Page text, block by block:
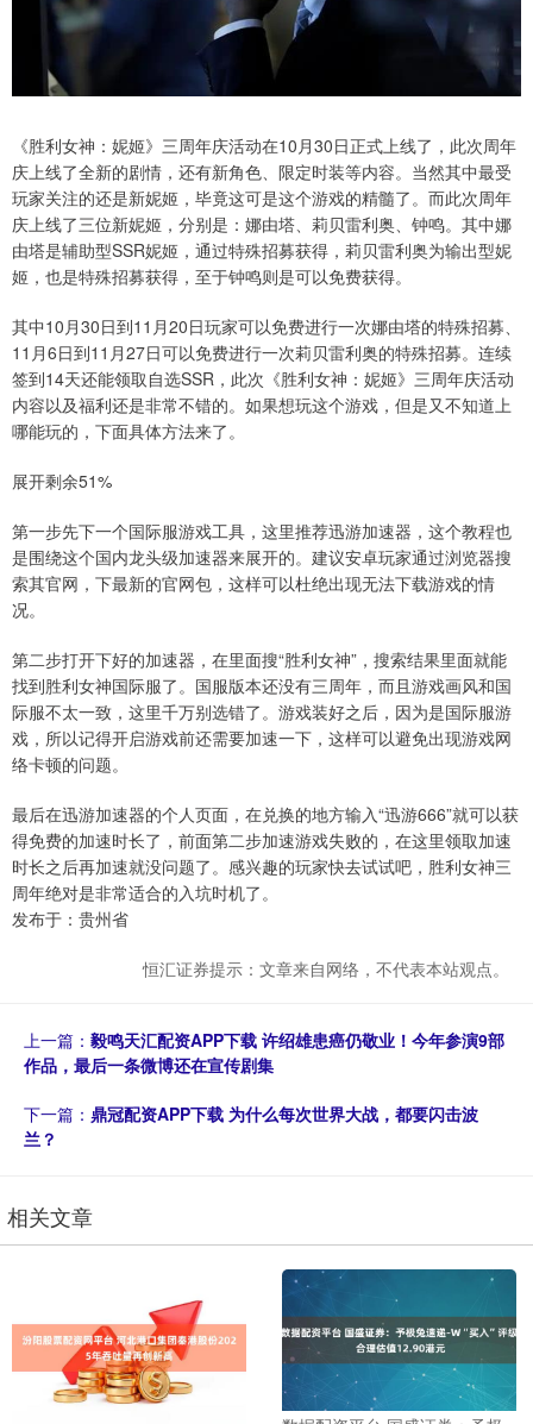
《胜利女神：妮姬》三周年庆活动在10月30日正式上线了，此次周年
庆上线了全新的剧情，还有新角色、限定时装等内容。当然其中最受
玩家关注的还是新妮姬，毕竟这可是这个游戏的精髓了。而此次周年
庆上线了三位新妮姬，分别是：娜由塔、莉贝雷利奥、钟鸣。其中娜
由塔是辅助型SSR妮姬，通过特殊招募获得，莉贝雷利奥为输出型妮
姬，也是特殊招募获得，至于钟鸣则是可以免费获得。
其中10月30日到11月20日玩家可以免费进行一次娜由塔的特殊招募、
11月6日到11月27日可以免费进行一次莉贝雷利奥的特殊招募。连续
签到14天还能领取自选SSR，此次《胜利女神：妮姬》三周年庆活动
内容以及福利还是非常不错的。如果想玩这个游戏，但是又不知道上
哪能玩的，下面具体方法来了。
展开剩余51%
第一步先下一个国际服游戏工具，这里推荐迅游加速器，这个教程也
是围绕这个国内龙头级加速器来展开的。建议安卓玩家通过浏览器搜
索其官网，下最新的官网包，这样可以杜绝出现无法下载游戏的情
况。
第二步打开下好的加速器，在里面搜“胜利女神”，搜索结果里面就能
找到胜利女神国际服了。国服版本还没有三周年，而且游戏画风和国
际服不太一致，这里千万别选错了。游戏装好之后，因为是国际服游
戏，所以记得开启游戏前还需要加速一下，这样可以避免出现游戏网
络卡顿的问题。
最后在迅游加速器的个人页面，在兑换的地方输入“迅游666”就可以获
得免费的加速时长了，前面第二步加速游戏失败的，在这里领取加速
时长之后再加速就没问题了。感兴趣的玩家快去试试吧，胜利女神三
周年绝对是非常适合的入坑时机了。
发布于：贵州省
恒汇证券提示：文章来自网络，不代表本站观点。
上一篇： 毅鸣天汇配资APP下载 许绍雄患癌仍敬业！今年参演9部
作品，最后一条微博还在宣传剧集
下一篇： 鼎冠配资APP下载 为什么每次世界大战，都要闪击波
兰？
相关文章